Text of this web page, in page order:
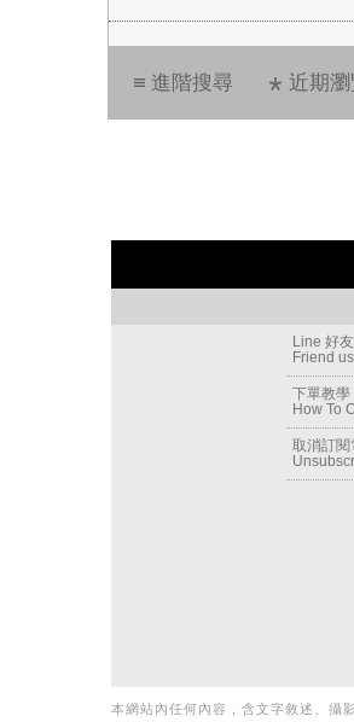
進階搜尋 近期瀏
Line 好
Friend
下單教學
How To
取消訂閱
本網站內任何內容，含文字敘述、攝